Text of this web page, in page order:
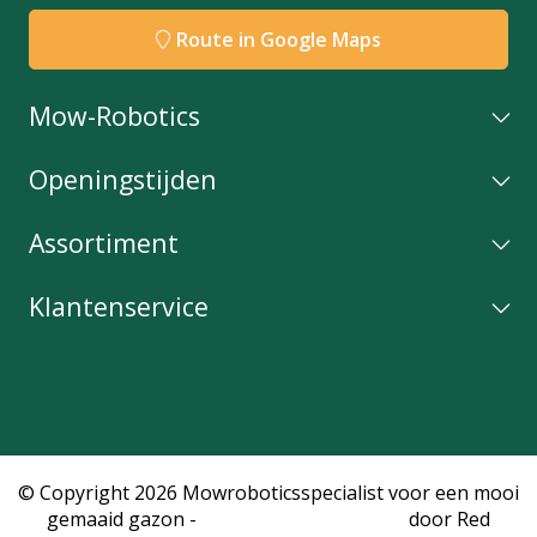
Route in Google Maps
Mow-Robotics
Openingstijden
Assortiment
Klantenservice
© Copyright 2026 Mowroboticsspecialist voor een mooi
gemaaid gazon -
door Red